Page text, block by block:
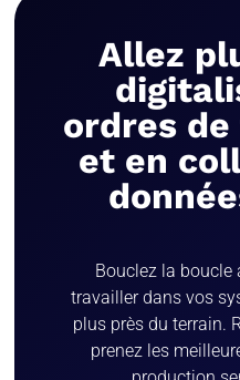
Allez
ordres
et en
Bouclez la boucle
travailler dans vos
plus près du terrain.
prenez les